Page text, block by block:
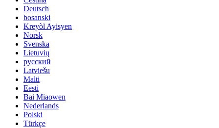
Deutsch
bosanski
Kreyòl Ayisyen
Norsk
Svenska
Lietuvių
русский
Latviešu
Malti
Eesti
Bai Miaowen
Nederlands
Polski
Türkçe